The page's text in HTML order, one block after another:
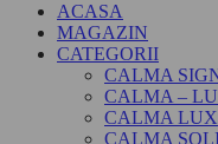
ACASA
MAGAZIN
CATEGORII
CALMA
CALMA –
CALMA LUX
CALMA